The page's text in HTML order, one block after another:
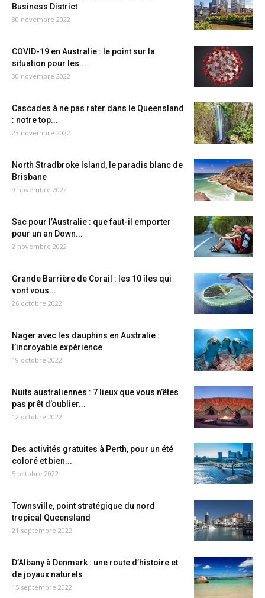
Business District
30 novembre 2022
COVID-19 en Australie : le point sur la
situation pour les...
30 novembre 2022
Cascades à ne pas rater dans le Queensland
: notre top...
23 novembre 2022
North Stradbroke Island, le paradis blanc de
Brisbane
9 novembre 2022
Sac pour l’Australie : que faut-il emporter
pour un an Down...
2 novembre 2022
Grande Barrière de Corail : les 10 îles qui
vont vous...
26 octobre 2022
Nager avec les dauphins en Australie :
l’incroyable expérience
19 octobre 2022
Nuits australiennes : 7 lieux que vous n’êtes
pas prêt d’oublier...
12 octobre 2022
Des activités gratuites à Perth, pour un été
coloré et bien...
5 octobre 2022
Townsville, point stratégique du nord
tropical Queensland
21 septembre 2022
D’Albany à Denmark : une route d’histoire et
de joyaux naturels
15 septembre 2022